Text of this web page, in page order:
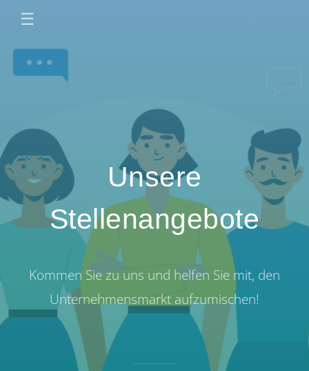
☰
Unsere
Stellenangebote
Kommen Sie zu uns und helfen Sie mit, den
Unternehmensmarkt aufzumischen!